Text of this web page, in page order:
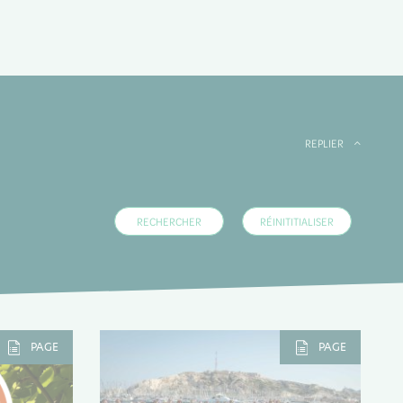
REPLIER
PAGE PAGE